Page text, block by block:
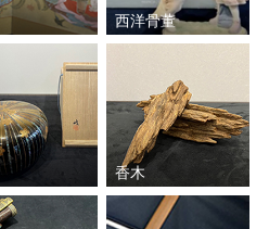
西洋骨董
香木